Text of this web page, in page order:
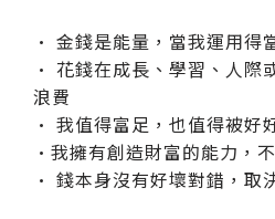
• 金錢是能量，當我運用得
• 花錢在成長、學習、人際
浪費
• 我值得富足，也值得被好
•我擁有創造財富的能力，
• 錢本身沒有好壞對錯，取